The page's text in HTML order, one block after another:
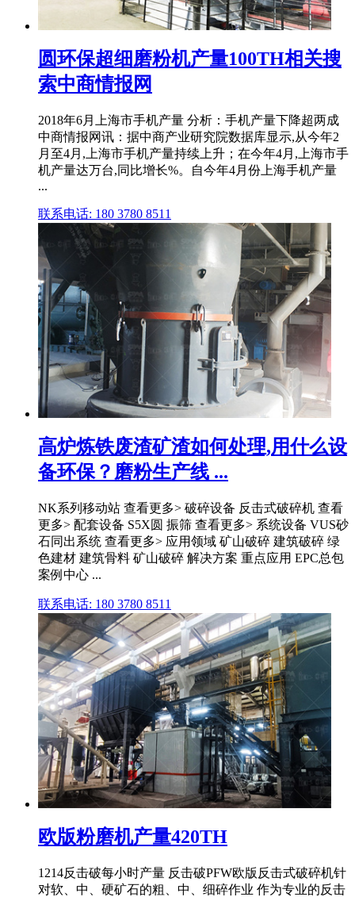
圆环保超细磨粉机产量100TH相关搜
索中商情报网
2018年6月上海市手机产量 分析：手机产量下降超两成
中商情报网讯：据中商产业研究院数据库显示,从今年2
月至4月,上海市手机产量持续上升；在今年4月,上海市手
机产量达万台,同比增长%。自今年4月份上海手机产量
...
联系电话: 180 3780 8511
高炉炼铁废渣矿渣如何处理,用什么设
备环保？磨粉生产线 ...
NK系列移动站 查看更多> 破碎设备 反击式破碎机 查看
更多> 配套设备 S5X圆 振筛 查看更多> 系统设备 VUS砂
石同出系统 查看更多> 应用领域 矿山破碎 建筑破碎 绿
色建材 建筑骨料 矿山破碎 解决方案 重点应用 EPC总包
案例中心 ...
联系电话: 180 3780 8511
欧版粉磨机产量420TH
1214反击破每小时产量 反击破PFW欧版反击式破碎机针
对软、中、硬矿石的粗、中、细碎作业 作为专业的反击